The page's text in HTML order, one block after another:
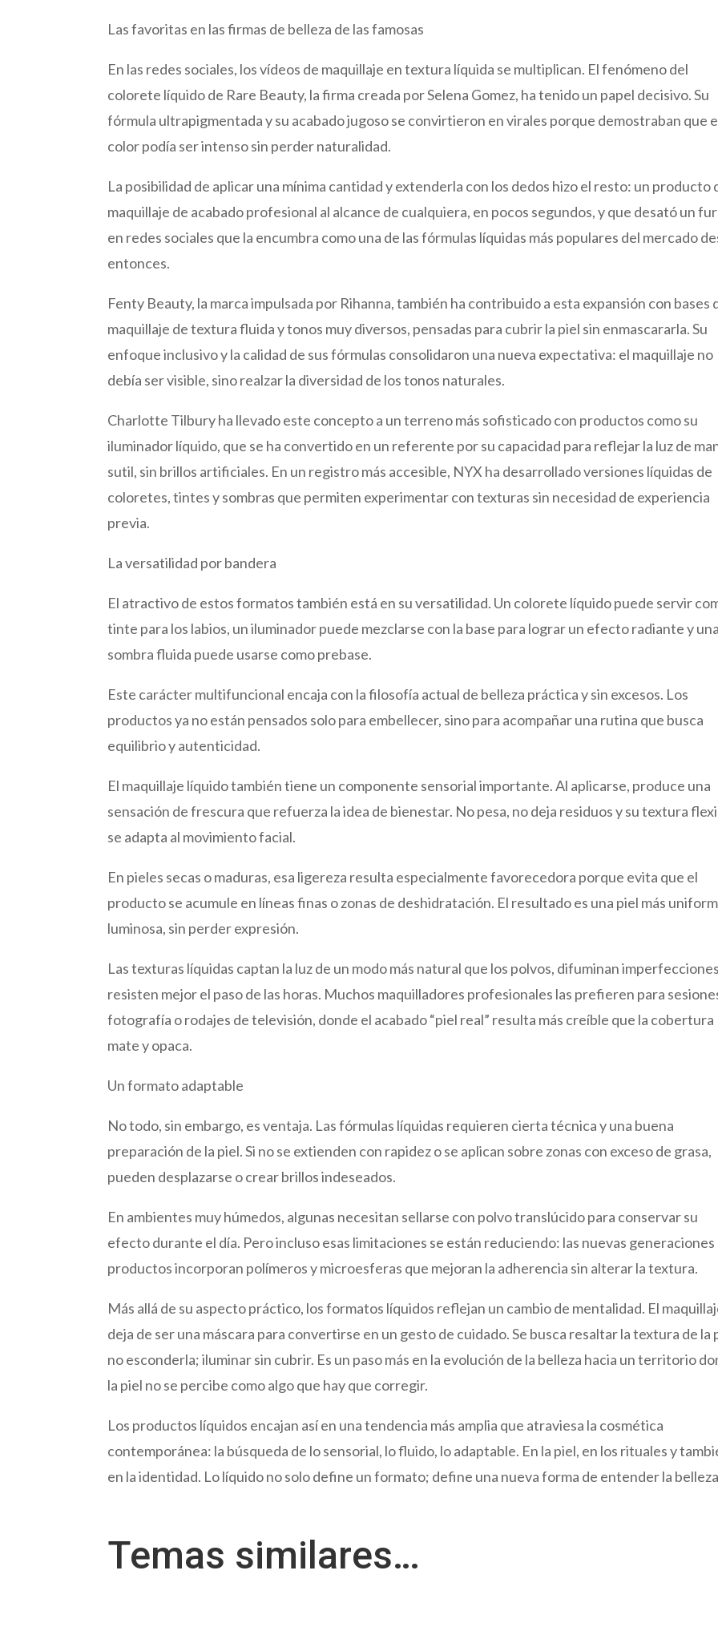
Las favoritas en las firmas de belleza de las famosas
En las redes sociales, los vídeos de maquillaje en textura líquida se multiplican. El fenómeno del
colorete líquido de Rare Beauty, la firma creada por Selena Gomez, ha tenido un papel decisivo. Su
fórmula ultrapigmentada y su acabado jugoso se convirtieron en virales porque demostraban que
color podía ser intenso sin perder naturalidad.
La posibilidad de aplicar una mínima cantidad y extenderla con los dedos hizo el resto: un producto
maquillaje de acabado profesional al alcance de cualquiera, en pocos segundos, y que desató un
en redes sociales que la encumbra como una de las fórmulas líquidas más populares del mercado
entonces.
Fenty Beauty, la marca impulsada por Rihanna, también ha contribuido a esta expansión con bases
maquillaje de textura fluida y tonos muy diversos, pensadas para cubrir la piel sin enmascararla. Su
enfoque inclusivo y la calidad de sus fórmulas consolidaron una nueva expectativa: el maquillaje no
debía ser visible, sino realzar la diversidad de los tonos naturales.
Charlotte Tilbury ha llevado este concepto a un terreno más sofisticado con productos como su
iluminador líquido, que se ha convertido en un referente por su capacidad para reflejar la luz de
sutil, sin brillos artificiales. En un registro más accesible, NYX ha desarrollado versiones líquidas de
coloretes, tintes y sombras que permiten experimentar con texturas sin necesidad de experiencia
previa.
La versatilidad por bandera
El atractivo de estos formatos también está en su versatilidad. Un colorete líquido puede servir
tinte para los labios, un iluminador puede mezclarse con la base para lograr un efecto radiante y
sombra fluida puede usarse como prebase.
Este carácter multifuncional encaja con la filosofía actual de belleza práctica y sin excesos. Los
productos ya no están pensados solo para embellecer, sino para acompañar una rutina que busca
equilibrio y autenticidad.
El maquillaje líquido también tiene un componente sensorial importante. Al aplicarse, produce una
sensación de frescura que refuerza la idea de bienestar. No pesa, no deja residuos y su textura
se adapta al movimiento facial.
En pieles secas o maduras, esa ligereza resulta especialmente favorecedora porque evita que el
producto se acumule en líneas finas o zonas de deshidratación. El resultado es una piel más
luminosa, sin perder expresión.
Las texturas líquidas captan la luz de un modo más natural que los polvos, difuminan
resisten mejor el paso de las horas. Muchos maquilladores profesionales las prefieren para
fotografía o rodajes de televisión, donde el acabado “piel real” resulta más creíble que la cobertura
mate y opaca.
Un formato adaptable
No todo, sin embargo, es ventaja. Las fórmulas líquidas requieren cierta técnica y una buena
preparación de la piel. Si no se extienden con rapidez o se aplican sobre zonas con exceso de grasa,
pueden desplazarse o crear brillos indeseados.
En ambientes muy húmedos, algunas necesitan sellarse con polvo translúcido para conservar su
efecto durante el día. Pero incluso esas limitaciones se están reduciendo: las nuevas generaciones
productos incorporan polímeros y microesferas que mejoran la adherencia sin alterar la textura.
Más allá de su aspecto práctico, los formatos líquidos reflejan un cambio de mentalidad. El
deja de ser una máscara para convertirse en un gesto de cuidado. Se busca resaltar la textura de la
no esconderla; iluminar sin cubrir. Es un paso más en la evolución de la belleza hacia un territorio
la piel no se percibe como algo que hay que corregir.
Los productos líquidos encajan así en una tendencia más amplia que atraviesa la cosmética
contemporánea: la búsqueda de lo sensorial, lo fluido, lo adaptable. En la piel, en los rituales y
en la identidad. Lo líquido no solo define un formato; define una nueva forma de entender la
Temas similares…